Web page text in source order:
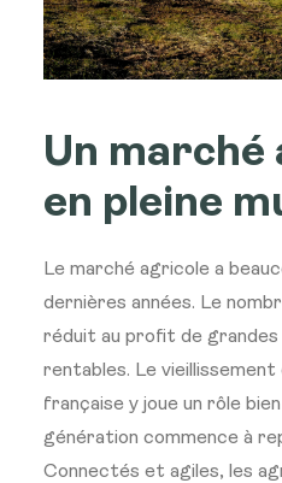
Un marché
en pleine
Le marché agricole a
dernières années. Le
réduit au profit de grandes
rentables. Le vieillissement
française y joue un rôle bien
génération commence à
Connectés et agiles, les